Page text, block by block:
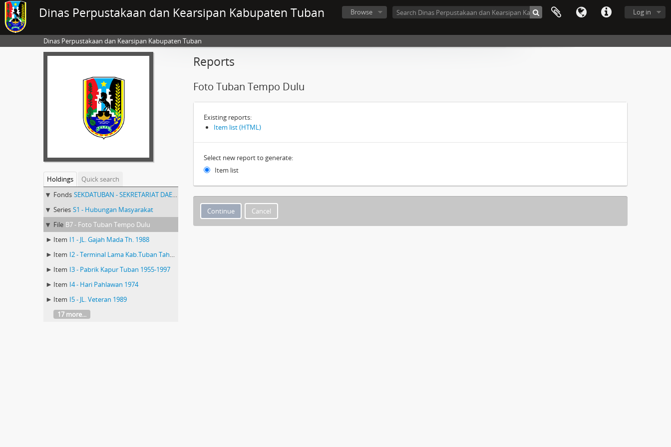
Dinas Perpustakaan dan Kearsipan Kabupaten Tuban Log in
Browse
Dinas Perpustakaan dan Kearsipan Kabupaten Tuban
Holdings
Quick search
Fonds SEKDATUBAN - SEKRETARIAT DAERAH KABUPATEN TUBAN
Series S1 - Hubungan Masyarakat
File B7 - Foto Tuban Tempo Dulu
Item I1 - JL. Gajah Mada Th. 1988
Item I2 - Terminal Lama Kab.Tuban Tahun 2002
Item I3 - Pabrik Kapur Tuban 1955-1997
Item I4 - Hari Pahlawan 1974
Item I5 - JL. Veteran 1989
17 more...
Reports
Foto Tuban Tempo Dulu
Existing reports:
Item list (HTML)
Select new report to generate:
Item list
Cancel